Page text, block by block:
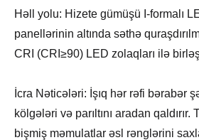
Həll yolu: Hizete gümüşü I-formalı
panellərinin altında səthə
CRI (CRI≥90) LED zolaqları ilə
İcra Nəticələri: İşıq hər rəfi bərabər
kölgələri və parıltını aradan
bişmiş məmulatlar əsl rənglərini